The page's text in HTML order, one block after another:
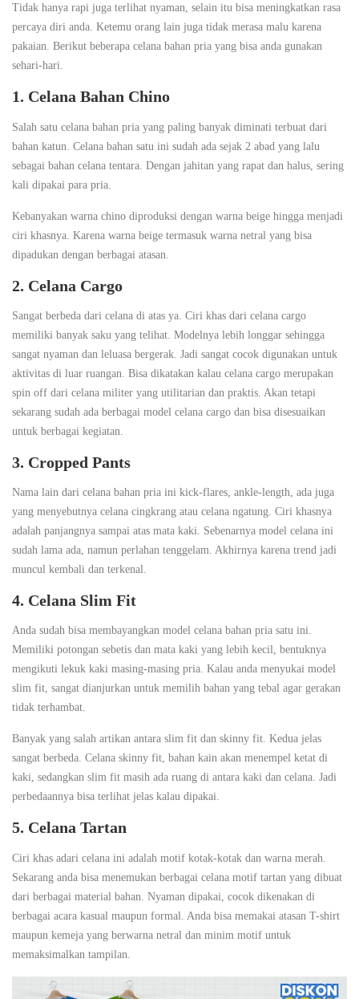
Tidak hanya rapi juga terlihat nyaman, selain itu bisa meningkatkan rasa
percaya diri anda. Ketemu orang lain juga tidak merasa malu karena
pakaian. Berikut beberapa celana bahan pria yang bisa anda gunakan
sehari-hari.
1. Celana Bahan Chino
Salah satu celana bahan pria yang paling banyak diminati terbuat dari
bahan katun. Celana bahan satu ini sudah ada sejak 2 abad yang lalu
sebagai bahan celana tentara. Dengan jahitan yang rapat dan halus, sering
kali dipakai para pria.
Kebanyakan warna chino diproduksi dengan warna beige hingga menjadi
ciri khasnya. Karena warna beige termasuk warna netral yang bisa
dipadukan dengan berbagai atasan.
2. Celana Cargo
Sangat berbeda dari celana di atas ya. Ciri khas dari celana cargo
memiliki banyak saku yang telihat. Modelnya lebih longgar sehingga
sangat nyaman dan leluasa bergerak. Jadi sangat cocok digunakan untuk
aktivitas di luar ruangan. Bisa dikatakan kalau celana cargo merupakan
spin off dari celana militer yang utilitarian dan praktis. Akan tetapi
sekarang sudah ada berbagai model celana cargo dan bisa disesuaikan
untuk berbagai kegiatan.
3. Cropped Pants
Nama lain dari celana bahan pria ini kick-flares, ankle-length, ada juga
yang menyebutnya celana cingkrang atau celana ngatung. Ciri khasnya
adalah panjangnya sampai atas mata kaki. Sebenarnya model celana ini
sudah lama ada, namun perlahan tenggelam. Akhirnya karena trend jadi
muncul kembali dan terkenal.
4. Celana Slim Fit
Anda sudah bisa membayangkan model celana bahan pria satu ini.
Memiliki potongan sebetis dan mata kaki yang lebih kecil, bentuknya
mengikuti lekuk kaki masing-masing pria. Kalau anda menyukai model
slim fit, sangat dianjurkan untuk memilih bahan yang tebal agar gerakan
tidak terhambat.
Banyak yang salah artikan antara slim fit dan skinny fit. Kedua jelas
sangat berbeda. Celana skinny fit, bahan kain akan menempel ketat di
kaki, sedangkan slim fit masih ada ruang di antara kaki dan celana. Jadi
perbedaannya bisa terlihat jelas kalau dipakai.
5. Celana Tartan
Ciri khas adari celana ini adalah motif kotak-kotak dan warna merah.
Sekarang anda bisa menemukan berbagai celana motif tartan yang dibuat
dari berbagai material bahan. Nyaman dipakai, cocok dikenakan di
berbagai acara kasual maupun formal. Anda bisa memakai atasan T-shirt
maupun kemeja yang berwarna netral dan minim motif untuk
memaksimalkan tampilan.